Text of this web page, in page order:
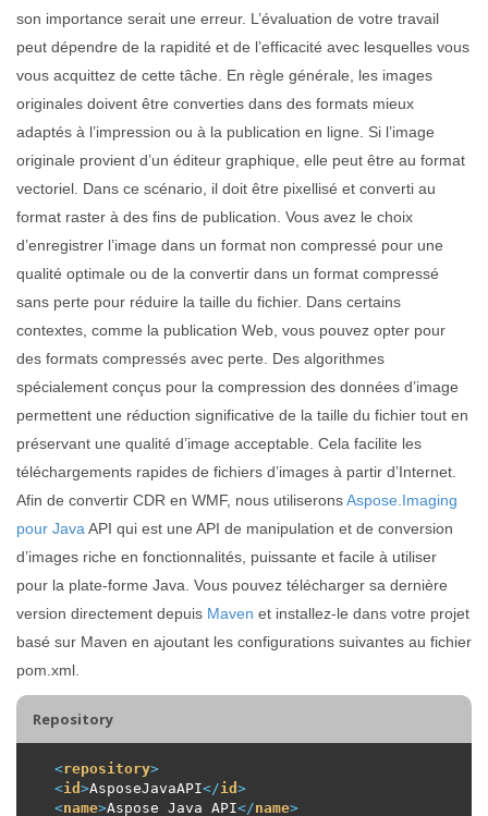
son importance serait une erreur. L’évaluation de votre travail
peut dépendre de la rapidité et de l’efficacité avec lesquelles vous
vous acquittez de cette tâche. En règle générale, les images
originales doivent être converties dans des formats mieux
adaptés à l’impression ou à la publication en ligne. Si l’image
originale provient d’un éditeur graphique, elle peut être au format
vectoriel. Dans ce scénario, il doit être pixellisé et converti au
format raster à des fins de publication. Vous avez le choix
d’enregistrer l’image dans un format non compressé pour une
qualité optimale ou de la convertir dans un format compressé
sans perte pour réduire la taille du fichier. Dans certains
contextes, comme la publication Web, vous pouvez opter pour
des formats compressés avec perte. Des algorithmes
spécialement conçus pour la compression des données d’image
permettent une réduction significative de la taille du fichier tout en
préservant une qualité d’image acceptable. Cela facilite les
téléchargements rapides de fichiers d’images à partir d’Internet.
Afin de convertir CDR en WMF, nous utiliseronsAspose.Imaging
pour Java API qui est une API de manipulation et de conversion
d’images riche en fonctionnalités, puissante et facile à utiliser
pour la plate-forme Java. Vous pouvez télécharger sa dernière
version directement depuis Maven et installez-le dans votre projet
basé sur Maven en ajoutant les configurations suivantes au fichier
pom.xml.
Repository
<repository>
<id >AsposeJavaAPI</id >
<name>Aspose Java API</name>